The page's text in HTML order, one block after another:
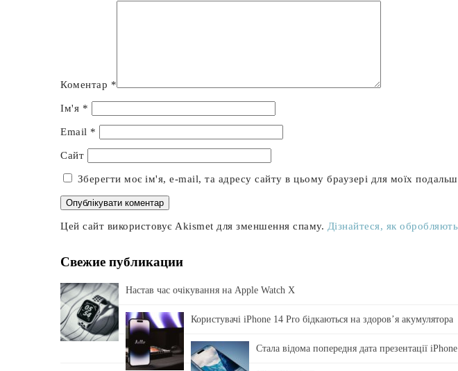
Коментар *
Ім'я *
Email *
Сайт
Зберегти моє ім'я, e-mail, та адресу сайту в цьому браузері для моїх
Цей сайт використовує Akismet для зменшення спаму. Дізнайтеся, як
Свежие публикации
Настав час очікування на Apple Watch X
Користувачі iPhone 14 Pro бідкаються на здоровʼя акумулятора
Стала відома попередня дата презентації